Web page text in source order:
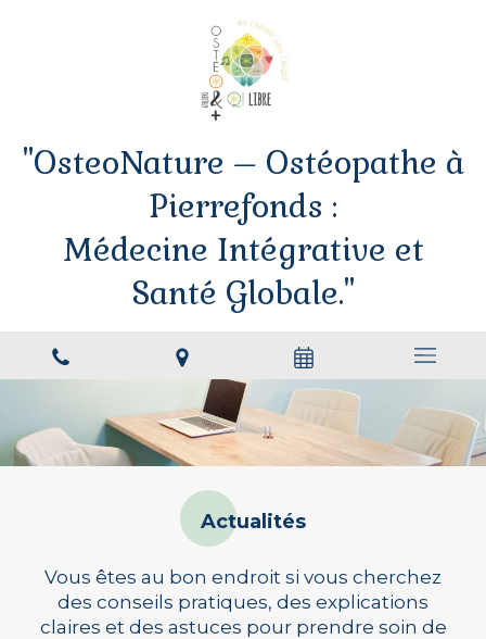
"OsteoNature – Ostéopathe à
Pierrefonds :
Médecine Intégrative et
Santé Globale."
Actualités
Vous êtes au bon endroit si vous cherchez
des conseils pratiques, des explications
claires et des astuces pour prendre soin de